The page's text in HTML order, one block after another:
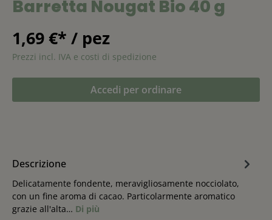
Barretta Nougat Bio 40 g
1,69 €* / pez
Prezzi incl. IVA e costi di spedizione
Accedi per ordinare
Descrizione
Delicatamente fondente, meravigliosamente nocciolato,
con un fine aroma di cacao. Particolarmente aromatico
grazie all'alta… Di più